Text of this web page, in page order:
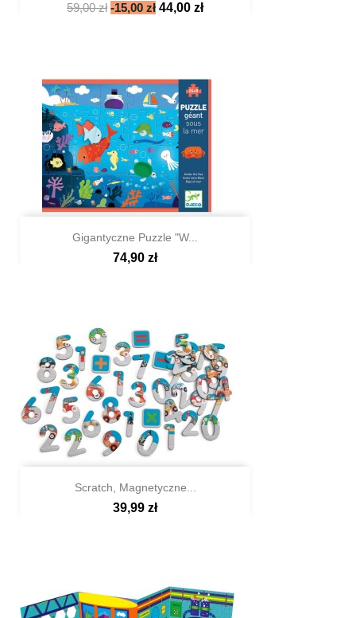
Szybki podgląd
59,00 zł -15,00 zł 44,00 zł
Szybki podgląd
Gigantyczne Puzzle "W...
74,90 zł
Szybki podgląd
Scratch, Magnetyczne...
39,99 zł